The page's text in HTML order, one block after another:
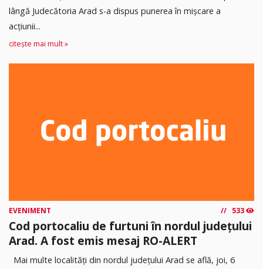
lângă Judecătoria Arad s-a dispus punerea în mişcare a
acţiunii...
citește mai mult »
EVENIMENT 533
Cod portocaliu de furtuni în nordul județului
Arad. A fost emis mesaj RO-ALERT
Mai multe localități din nordul județului Arad se află, joi, 6